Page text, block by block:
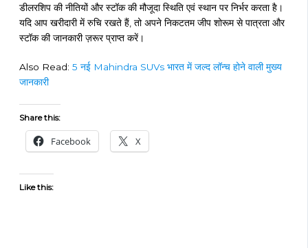
डीलरशिप की नीतियों और स्टॉक की मौजूदा स्थिति एवं स्थान पर निर्भर करता है।
यदि आप खरीदारी में रुचि रखते हैं, तो अपने निकटतम जीप शोरूम से पात्रता और
स्टॉक की जानकारी ज़रूर प्राप्त करें।
Also Read: 5 नई Mahindra SUVs भारत में जल्द लॉन्च होने वाली मुख्य
जानकारी
Share this:
Facebook X
Like this: